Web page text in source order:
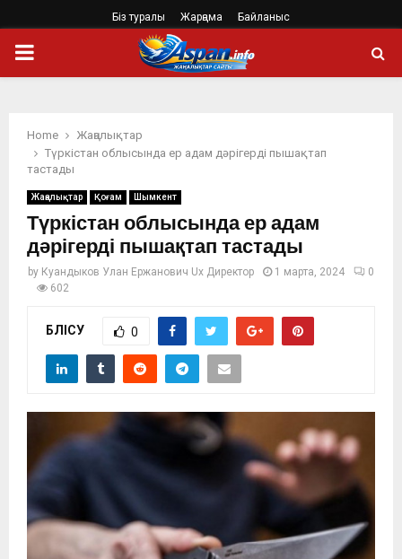
Біз туралы Жарңама Байланыс
PRIMARY
Home
Жаңалықтар
Түркістан облысында ер адам дәрігерді пышақтап
тастады
Жаңалықтар Қоғам Шымкент
Түркістан облысында ер адам
дәрігерді пышақтап тастады
by Куандыков Улан Ержанович Ux Директор 1 марта, 2024
0
602
БӨЛІСУ 0